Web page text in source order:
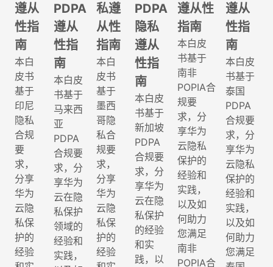
遵从
性指
南
本白
皮书
基于
印尼
隐私
合规
要
求，
分享
华为
云隐
私保
护的
经验
PDPA
遵从
性指
南
本白皮
书基于
马来西
亚
PDPA
合规要
求，分
享华为
云在隐
私保护
领域的
经验和
实践，
私遵
从性
指南
本白
皮书
基于
墨西
哥隐
私合
规要
求，
分享
华为
云隐
私保
护的
经验
PDPA
隐私
遵从
性指
南
本白皮
书基于
新加坡
PDPA
合规要
求，分
享华为
云在隐
私保护
的经验
和实
践，以
遵从性
指南
本白皮
书基于
南非
POPIA合
规要
求，分
享华为
云隐私
保护的
经验和
实践，
以及如
何助力
您满足
南非
POPIA合
遵从
性指
南
本白皮
书基于
泰国
PDPA
合规要
求，分
享华为
云隐私
保护的
经验和
实践，
以及如
何助力
您满足